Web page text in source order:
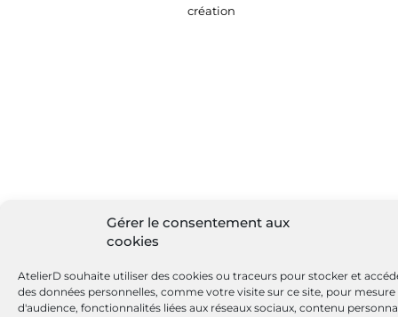
Gérer le consentement aux
cookies
AtelierD souhaite utiliser des cookies ou traceurs pour stocker et
des données personnelles, comme votre visite sur ce site, pour mesure
d'audience, fonctionnalités liées aux réseaux sociaux, contenu